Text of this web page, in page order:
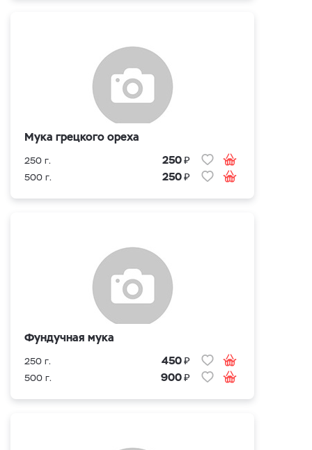
Мука грецкого ореха
250 г. 250₽
500 г. 250₽
Фундучная мука
250 г. 450₽
500 г. 900₽